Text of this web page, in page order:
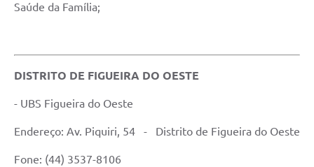
Saúde da Família;
DISTRITO DE FIGUEIRA DO OESTE
- UBS Figueira do Oeste
Endereço: Av. Piquiri, 54 - Distrito de Figueira do Oeste
Fone: (44) 3537-8106